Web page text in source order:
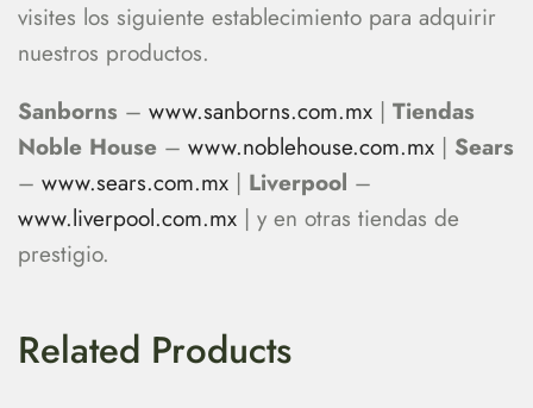
visites los siguiente establecimiento para adquirir
nuestros productos.
Sanborns – www.sanborns.com.mx | Tiendas
Noble House – www.noblehouse.com.mx | Sears
– www.sears.com.mx | Liverpool –
www.liverpool.com.mx | y en otras tiendas de
prestigio.
Related Products